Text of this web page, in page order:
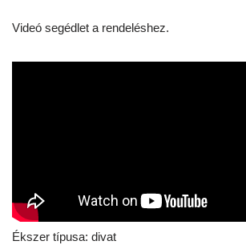
Videó segédlet a rendeléshez.
Ékszer típusa: divat